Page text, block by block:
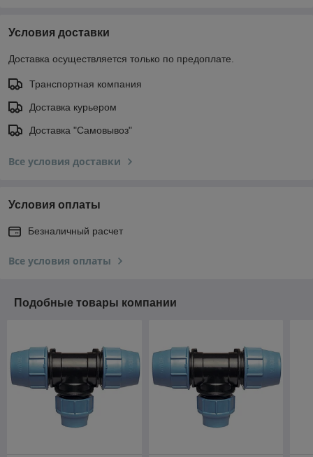
Условия доставки
Доставка осуществляется только по предоплате.
Транспортная компания
Доставка курьером
Доставка "Самовывоз"
Все условия доставки
Условия оплаты
Безналичный расчет
Все условия оплаты
Подобные товары компании